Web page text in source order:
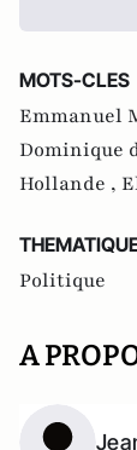
MOTS-CLES
Emmanuel
Dominique
Hollande ,
Politique
A